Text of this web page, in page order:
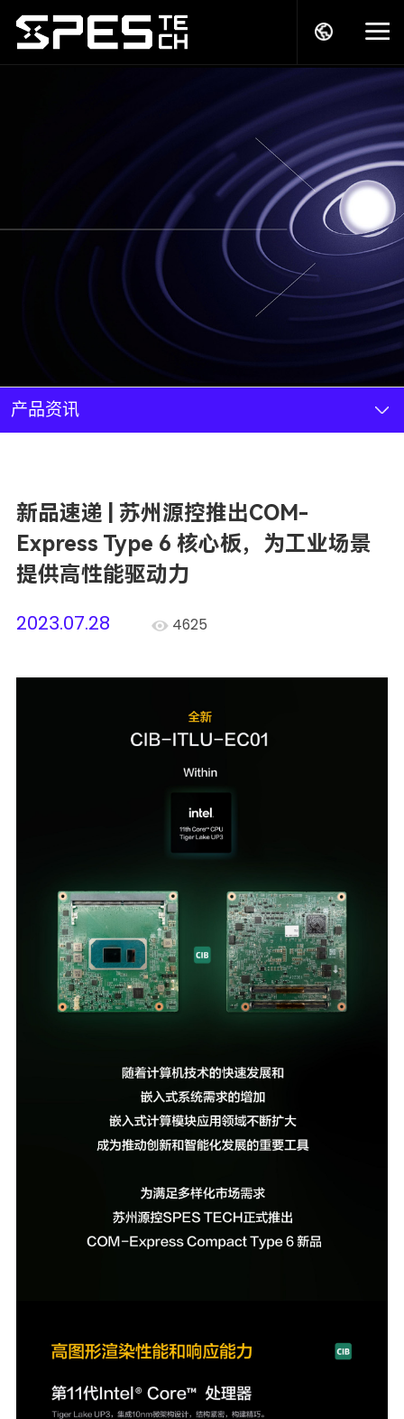
解决方案
商务模式
新闻资讯
加入我们
产品资讯
新品速递 | 苏州源控推出COM-
Express Type 6 核心板，为工业场景
提供高性能驱动力
2023.07.28
4625